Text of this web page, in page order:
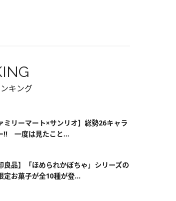
キング
ミリーマート×サンリオ】総勢26キャラ
!! 一度は見たこと...
良品】「ほめられかぼちゃ」シリーズの
定お菓子が全10種が登...